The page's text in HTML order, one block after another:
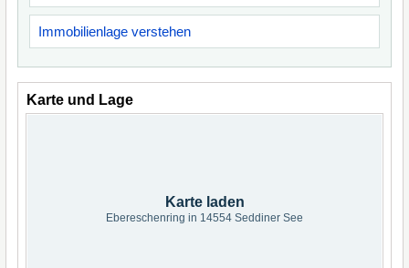
Immobilienlage verstehen
Karte und Lage
Karte laden
Ebereschenring in 14554 Seddiner See